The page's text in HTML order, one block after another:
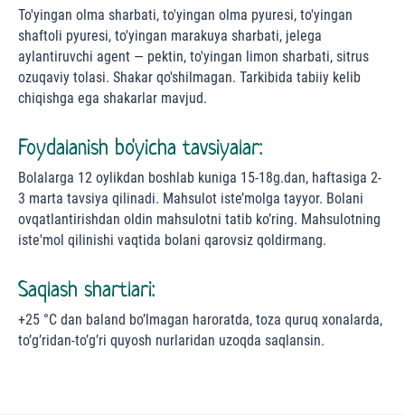
To'yingan olma sharbati, to'yingan olma pyuresi, to'yingan
shaftoli pyuresi, to'yingan marakuya sharbati, jelega
aylantiruvchi agent — pektin, to'yingan limon sharbati, sitrus
ozuqaviy tolasi. Shakar qo'shilmagan. Tarkibida tabiiy kelib
chiqishga ega shakarlar mavjud.
Foydalanish bo'yicha tavsiyalar:
Вolalarga 12 oylikdan boshlab kuniga 15-18g.dan, haftasiga 2-
3 marta tavsiya qilinadi. Mahsulot iste’molga tayyor. Bolani
ovqatlantirishdan oldin mahsulotni tatib ko’ring. Mahsulotning
iste'mol qilinishi vaqtida bolani qarovsiz qoldirmang.
Saqlash shartlari:
+25 °С dan baland bo’lmagan haroratda, toza quruq xonalarda,
to’g’ridan-to’g’ri quyosh nurlaridan uzoqda saqlansin.